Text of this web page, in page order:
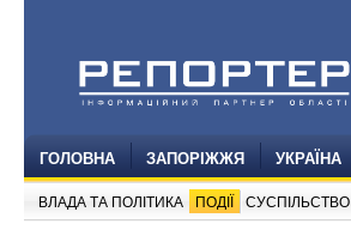
ГОЛОВНА ЗАПОРІЖЖЯ УКРАЇНА
ВЛАДА ТА ПОЛІТИКА ПОДІЇ СУСПІЛЬСТВО